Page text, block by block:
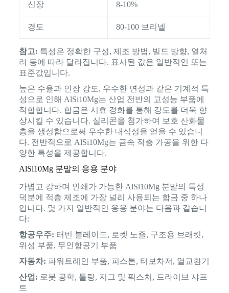
신장 8-10%
경도 80-100 브리넬
참고: 특성은 정확한 구성, 제조 방법, 빌드 방향, 열처
리 등에 따라 달라집니다. 표시된 값은 일반적인 또는
표준값입니다.
높은 수율과 인장 강도, 우수한 연성과 같은 기계적 특
성으로 인해 AlSi10Mg는 산업 전반의 고성능 부품에
적합합니다. 합금은 시효 경화를 통해 강도를 더욱 향
상시킬 수 있습니다. 실리콘을 첨가하여 보호 산화물
층을 생성함으로써 우수한 내식성을 얻을 수 있습니
다. 전반적으로 AlSi10Mg는 금속 적층 가공을 위한 다
양한 특성을 제공합니다.
AlSi10Mg 분말의 응용 분야
가볍고 강하며 인쇄가 가능한 AlSi10Mg 분말의 특성
덕분에 적층 제조에 가장 널리 사용되는 합금 중 하나
입니다. 몇 가지 일반적인 응용 분야는 다음과 같습니
다:
항공우주: 터빈 블레이드, 로켓 노즐, 구조용 브래킷,
위성 부품, 무인항공기 부품
자동차: 파워트레인 부품, 피스톤, 터보차저, 열교환기
산업: 로봇 공학, 툴링, 지그 및 픽스처, 드라이브 샤프
트